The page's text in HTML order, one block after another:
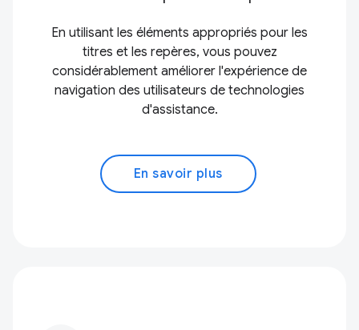
En utilisant les éléments appropriés pour les
titres et les repères, vous pouvez
considérablement améliorer l'expérience de
navigation des utilisateurs de technologies
d'assistance.
En savoir plus